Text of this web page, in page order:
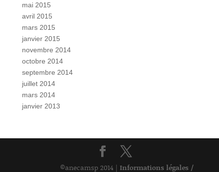
mai 2015
avril 2015
mars 2015
janvier 2015
novembre 2014
octobre 2014
septembre 2014
juillet 2014
mars 2014
janvier 2013
©anecamsp 2014 |Informations légales /